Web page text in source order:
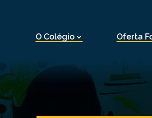
O Colégio Oferta